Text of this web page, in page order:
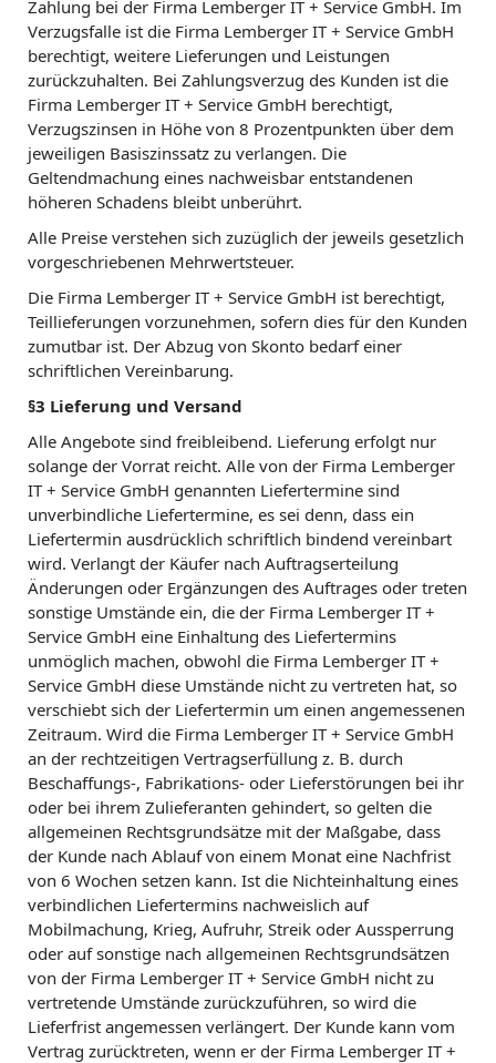
Zahlung bei der Firma Lemberger IT + Service GmbH. Im
Verzugsfalle ist die Firma Lemberger IT + Service GmbH
berechtigt, weitere Lieferungen und Leistungen
zurückzuhalten. Bei Zahlungsverzug des Kunden ist die
Firma Lemberger IT + Service GmbH berechtigt,
Verzugszinsen in Höhe von 8 Prozentpunkten über dem
jeweiligen Basiszinssatz zu verlangen. Die
Geltendmachung eines nachweisbar entstandenen
höheren Schadens bleibt unberührt.
Alle Preise verstehen sich zuzüglich der jeweils gesetzlich
vorgeschriebenen Mehrwertsteuer.
Die Firma Lemberger IT + Service GmbH ist berechtigt,
Teillieferungen vorzunehmen, sofern dies für den Kunden
zumutbar ist. Der Abzug von Skonto bedarf einer
schriftlichen Vereinbarung.
§3 Lieferung und Versand
Alle Angebote sind freibleibend. Lieferung erfolgt nur
solange der Vorrat reicht. Alle von der Firma Lemberger
IT + Service GmbH genannten Liefertermine sind
unverbindliche Liefertermine, es sei denn, dass ein
Liefertermin ausdrücklich schriftlich bindend vereinbart
wird. Verlangt der Käufer nach Auftragserteilung
Änderungen oder Ergänzungen des Auftrages oder treten
sonstige Umstände ein, die der Firma Lemberger IT +
Service GmbH eine Einhaltung des Liefertermins
unmöglich machen, obwohl die Firma Lemberger IT +
Service GmbH diese Umstände nicht zu vertreten hat, so
verschiebt sich der Liefertermin um einen angemessenen
Zeitraum. Wird die Firma Lemberger IT + Service GmbH
an der rechtzeitigen Vertragserfüllung z. B. durch
Beschaffungs-, Fabrikations- oder Lieferstörungen bei ihr
oder bei ihrem Zulieferanten gehindert, so gelten die
allgemeinen Rechtsgrundsätze mit der Maßgabe, dass
der Kunde nach Ablauf von einem Monat eine Nachfrist
von 6 Wochen setzen kann. Ist die Nichteinhaltung eines
verbindlichen Liefertermins nachweislich auf
Mobilmachung, Krieg, Aufruhr, Streik oder Aussperrung
oder auf sonstige nach allgemeinen Rechtsgrundsätzen
von der Firma Lemberger IT + Service GmbH nicht zu
vertretende Umstände zurückzuführen, so wird die
Lieferfrist angemessen verlängert. Der Kunde kann vom
Vertrag zurücktreten, wenn er der Firma Lemberger IT +